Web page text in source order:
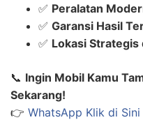
✅ Peralatan
✅ Garansi Hasil
✅ Lokasi Strategis
📞 Ingin Mobil Kamu
Sekarang!
👉 WhatsApp Klik di Sini